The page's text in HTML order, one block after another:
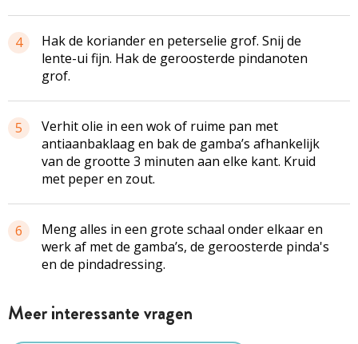
4
Hak de koriander en peterselie grof. Snij de
lente-ui fijn. Hak de geroosterde pindanoten
grof.
5
Verhit olie in een wok of ruime pan met
antiaanbaklaag en bak de gamba’s afhankelijk
van de grootte 3 minuten aan elke kant. Kruid
met peper en zout.
6
Meng alles in een grote schaal onder elkaar en
werk af met de gamba’s, de geroosterde pinda's
en de pindadressing.
Meer interessante vragen